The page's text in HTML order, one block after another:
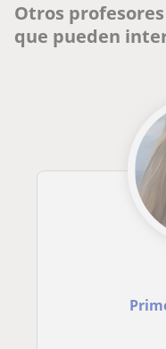
Otros
que pueden